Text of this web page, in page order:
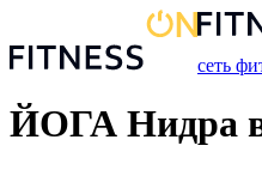
сеть
ЙОГА Нидра в